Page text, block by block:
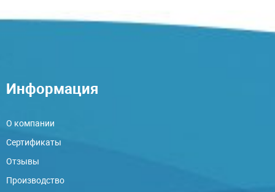
Информация
О компании
Сертификаты
Отзывы
Производство